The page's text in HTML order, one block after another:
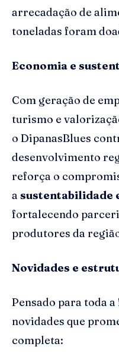
arrecadação de
toneladas foram
Economia e
Com geração de
turismo e
o DipanasBlues
desenvolvimento
reforça o
a sustentabilidade
fortalecendo
produtores da
Novidades e
Pensado para toda
novidades que
completa: